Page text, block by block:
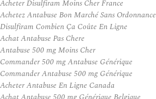
Acheter Disulfiram Moins Cher France
Achetez Antabuse Bon Marché Sans Ordonnance
Disulfiram Combien Ça Coûte En Ligne
Achat Antabuse Pas Chere
Antabuse 500 mg Moins Cher
Commander 500 mg Antabuse Générique
Commander Antabuse 500 mg Générique
Acheter Antabuse En Ligne Canada